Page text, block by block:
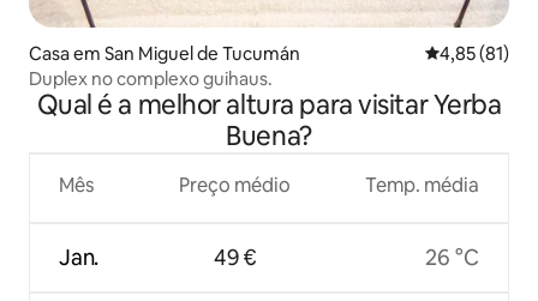
Casa em San Miguel de Tucumán Classificação
4,85 (81)
Duplex no complexo guihaus.
Qual é a melhor altura para visitar Yerba
Buena?
Mês
Jan.
Preço médio
49 €
Temp. média
26 °C